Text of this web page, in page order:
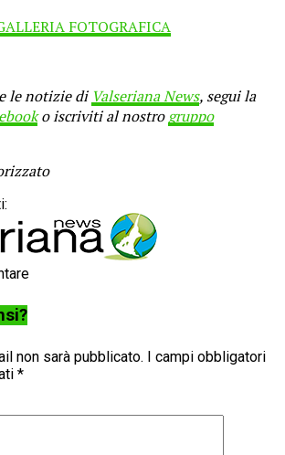
FOTOGRAFICA
le notizie di Valseriana News, segui la
o iscriviti al nostrogruppo
non sarà pubblicato. I campi obbligatori
*